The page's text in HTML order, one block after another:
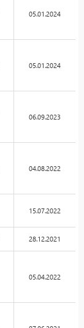
05.01.2024
05.01.2024
06.09.2023
04.08.2022
15.07.2022
28.12.2021
05.04.2022